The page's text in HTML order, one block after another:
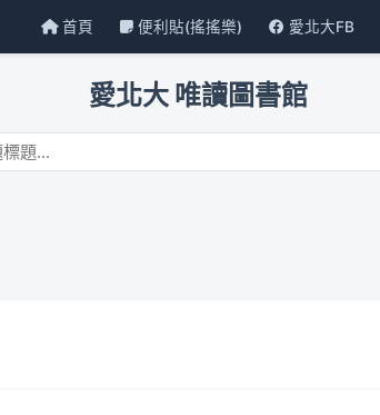
首頁 便利貼(搖搖樂) 愛北大FB
愛北大 唯讀圖書館